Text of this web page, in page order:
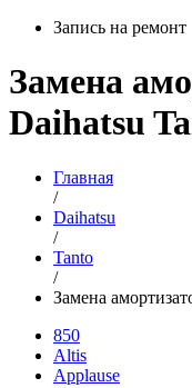
Запись на ремонт
Замена
Daihatsu
Главная
/
Daihatsu
/
Tanto
/
Замена
850
Altis
Applause